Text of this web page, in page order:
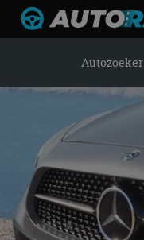
Autozoeker